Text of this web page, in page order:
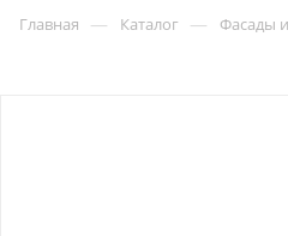
Главная — Каталог — Фасады